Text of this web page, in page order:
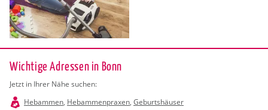
Wichtige Adressen in Bonn
Jetzt in Ihrer Nähe suchen:
Hebammen, Hebammenpraxen, Geburtshäuser